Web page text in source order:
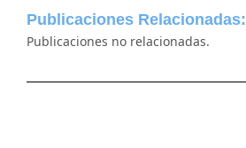
Publicaciones Relacionadas:
Publicaciones no relacionadas.